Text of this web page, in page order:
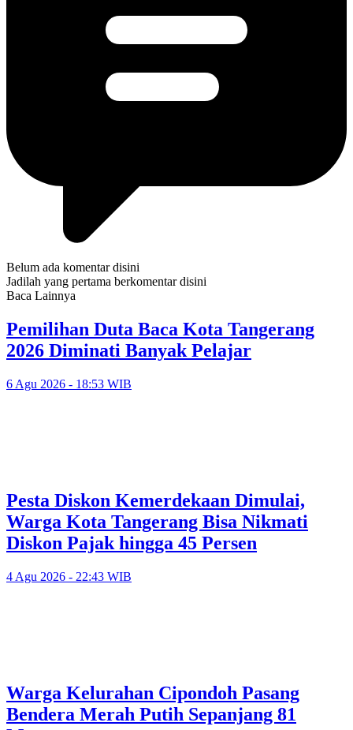
Belum ada komentar disini
Jadilah yang pertama berkomentar disini
Baca Lainnya
Pemilihan Duta Baca Kota Tangerang
2026 Diminati Banyak Pelajar
6 Agu 2026 - 18:53 WIB
Pesta Diskon Kemerdekaan Dimulai,
Warga Kota Tangerang Bisa Nikmati
Diskon Pajak hingga 45 Persen
4 Agu 2026 - 22:43 WIB
Warga Kelurahan Cipondoh Pasang
Bendera Merah Putih Sepanjang 81